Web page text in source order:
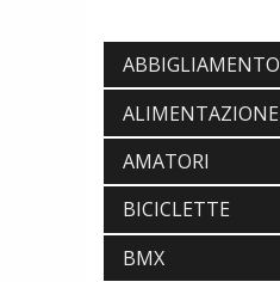
ABBIGLIAMENTO
ALIMENTAZIONE
AMATORI
BICICLETTE
BMX